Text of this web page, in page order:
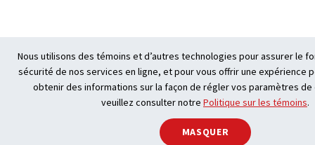
Nous utilisons des témoins et d’autres technologies pour assurer le
sécurité de nos services en ligne, et pour vous offrir une expérience
obtenir des informations sur la façon de régler vos paramètres
veuillez consulter notre Politique sur les témoins.
MASQUER